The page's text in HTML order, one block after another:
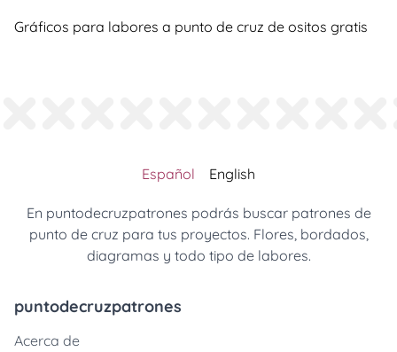
Gráficos para labores a punto de cruz de ositos gratis
Español English
En puntodecruzpatrones podrás buscar patrones de
punto de cruz para tus proyectos. Flores, bordados,
diagramas y todo tipo de labores.
puntodecruzpatrones
Acerca de